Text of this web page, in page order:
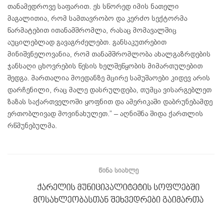
თანამედროვე საფარით. ეს სწორედ იმის ნათელი
მაგალითია, რომ სამთავრობო და კერძო სექტორმა
წარმატებით ითანამშრომლა, რასაც მომავალშიც
აუცილებლად გავაგრძელებთ. განსაკუთრებით
მინიშვნელოვანია, რომ თანამშრომლობა ახალგაზრდების
ჯანსაღი ცხოვრების წესის ხელშეწყობის მიმართულებით
შედგა. მართალია მოედანზე მცირე სამუშაოები კიდევ არის
დარჩენილი, რაც მალე დასრულდება, თუმცა ვისარგებლეთ
ზაზას საქართველოში ყოფნით და ამერიკაში დაბრუნებამდე
ერთობლივად მოვინახულეთ.” – აღნიშნა შიდა ქართლის
რწმუნებულმა.
ᲬᲘᲜᲐ ᲡᲘᲐᲮᲚᲔ
ქარელის მუნიციპალიტეტის სოფლებში
მოსახლეობასთან შეხვედრები გაიმართა